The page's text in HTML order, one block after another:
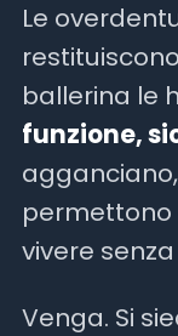
Le
ballerina le
funzione,
permettono
vivere
Venga. Si